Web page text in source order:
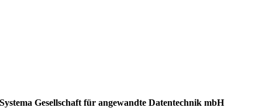
Systema Gesellschaft für angewandte Datentechnik mbH